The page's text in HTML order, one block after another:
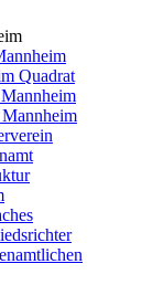
Quadrat